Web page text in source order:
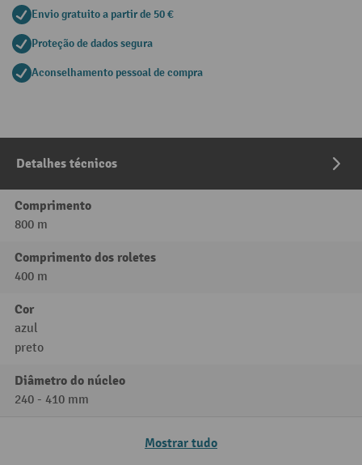
Envio gratuito a partir de 50 €
Proteção de dados segura
Aconselhamento pessoal de compra
Detalhes técnicos
Comprimento
800 m
Comprimento dos roletes
400 m
Cor
azul
preto
Diâmetro do núcleo
240 - 410 mm
Mostrar tudo